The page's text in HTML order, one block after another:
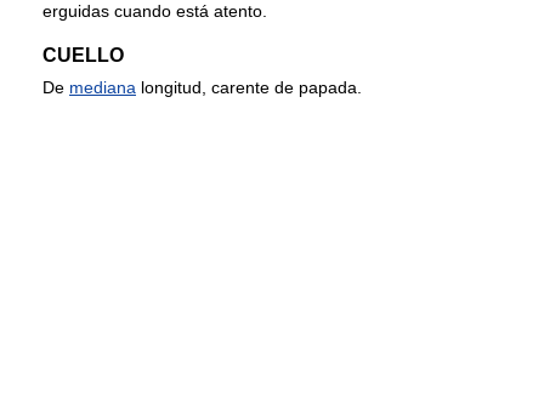
erguidas cuando está atento.
CUELLO
De mediana longitud, carente de papada.